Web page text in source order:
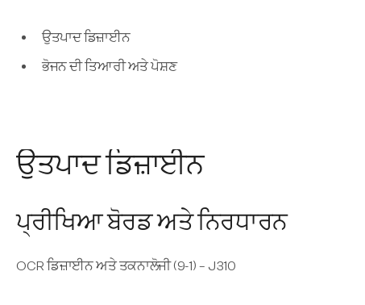
ਉਤਪਾਦ ਡਿਜ਼ਾਈਨ
ਭੋਜਨ ਦੀ ਤਿਆਰੀ ਅਤੇ ਪੋਸ਼ਣ
ਉਤਪਾਦ ਡਿਜ਼ਾਈਨ
ਪ੍ਰੀਖਿਆ ਬੋਰਡ ਅਤੇ ਨਿਰਧਾਰਨ
OCR ਡਿਜ਼ਾਈਨ ਅਤੇ ਤਕਨਾਲੋਜੀ (9-1) – J310